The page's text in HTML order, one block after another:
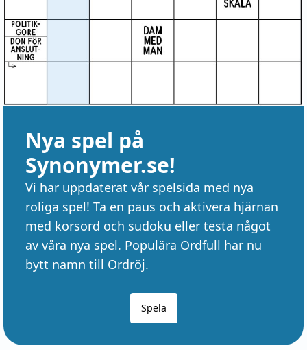
Nya spel på
Synonymer.se!
Vi har uppdaterat vår spelsida med nya
roliga spel! Ta en paus och aktivera hjärnan
med korsord och sudoku eller testa något
av våra nya spel. Populära Ordfull har nu
bytt namn till Ordröj.
Spela